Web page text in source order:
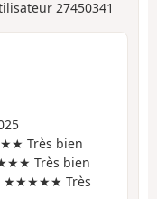
27450341
Très bien
Très bien
★★★★★ Très